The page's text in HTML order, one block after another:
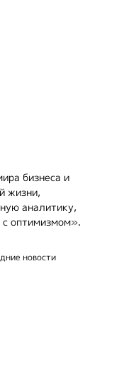
бизнеса и
жизни,
аналитику,
оптимизмом».
новости